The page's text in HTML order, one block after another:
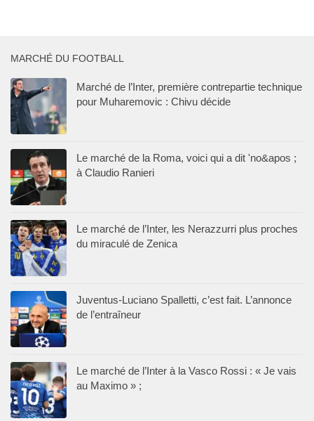
MARCHÉ DU FOOTBALL
Marché de l’Inter, première contrepartie technique
pour Muharemovic : Chivu décide
Le marché de la Roma, voici qui a dit 'no&apos ;
à Claudio Ranieri
Le marché de l’Inter, les Nerazzurri plus proches
du miraculé de Zenica
Juventus-Luciano Spalletti, c’est fait. L’annonce
de l’entraîneur
Le marché de l’Inter à la Vasco Rossi : « Je vais
au Maximo » ;